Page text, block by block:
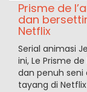
Prisme de
dan
Netflix
Serial animasi
ini, Le Prisme
dan penuh seni
tayang di